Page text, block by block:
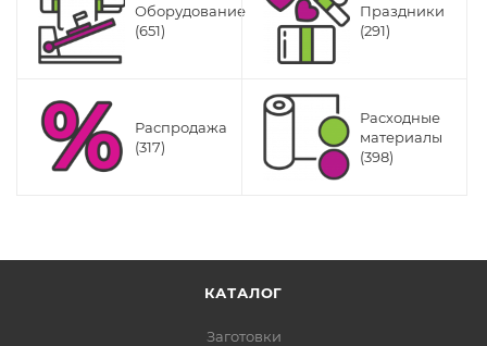
Оборудование
(651)
Праздники
(291)
Распродажа
(317)
Расходные
материалы
(398)
КАТАЛОГ
Заготовки